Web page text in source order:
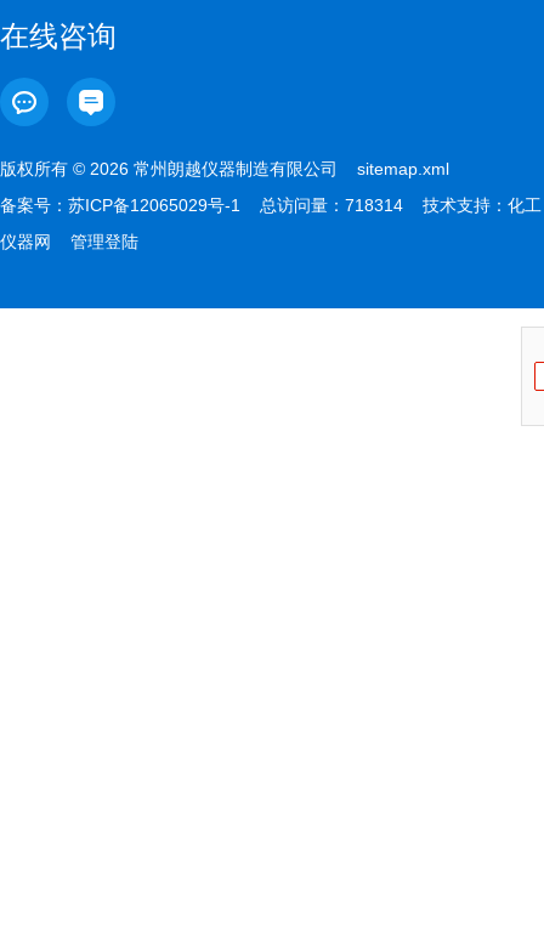
在线咨询
版权所有 © 2026 常州朗越仪器制造有限公司 sitemap.xml
备案号： 苏ICP备12065029号-1 总访问量：718314 技术支持： 化工
仪器网
管理登陆